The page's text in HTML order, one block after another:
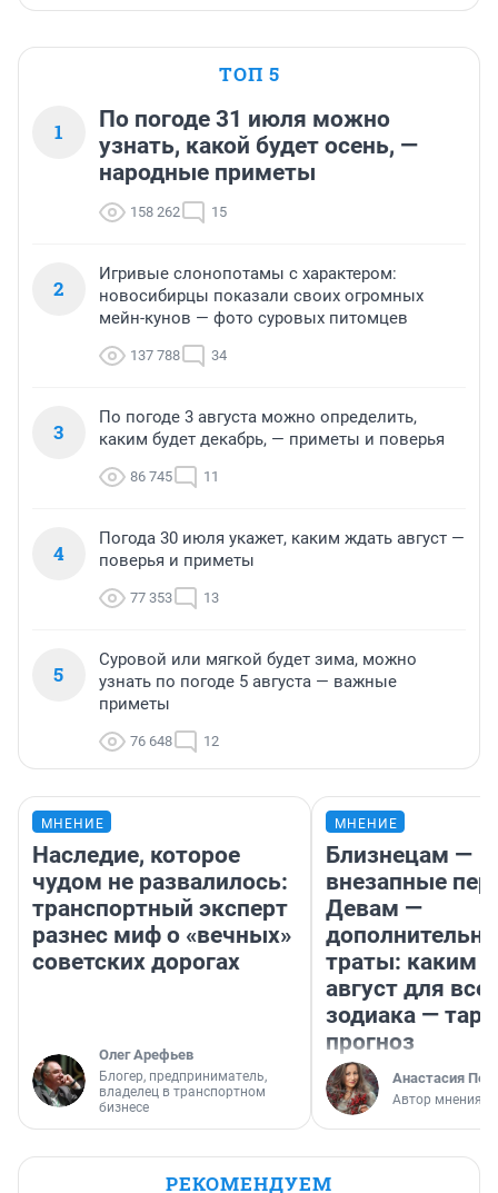
ТОП 5
1
По погоде 31 июля можно
узнать, какой будет осень, —
народные приметы
158 262 15
2
Игривые слонопотамы с характером:
новосибирцы показали своих огромных
мейн-кунов — фото суровых питомцев
137 788 34
3
По погоде 3 августа можно определить,
каким будет декабрь, — приметы и поверья
86 745 11
4
Погода 30 июля укажет, каким ждать август —
поверья и приметы
77 353 13
5
Суровой или мягкой будет зима, можно
узнать по погоде 5 августа — важные
приметы
76 648 12
МНЕНИЕ
Наследие, которое
чудом не развалилось:
транспортный эксперт
разнес миф о «вечных»
советских дорогах
Олег Арефьев
Блогер, предприниматель,
владелец в транспортном
бизнесе
МНЕНИЕ
Близнецам —
внезапные
Девам —
траты: каким
август для
зодиака —
прогноз
Анастасия
Автор мнения
РЕКОМЕНДУЕМ